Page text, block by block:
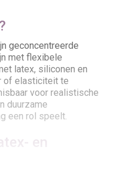
geconcentreerde
met flexibele
latex, siliconen en
of elasticiteit te
voor realistische
duurzame
een rol speelt.
en
in creatieve en